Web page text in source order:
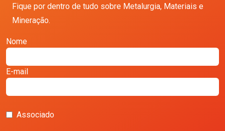
Fique por dentro de tudo sobre Metalurgia, Materiais e
Mineração.
Nome
E-mail
Associado